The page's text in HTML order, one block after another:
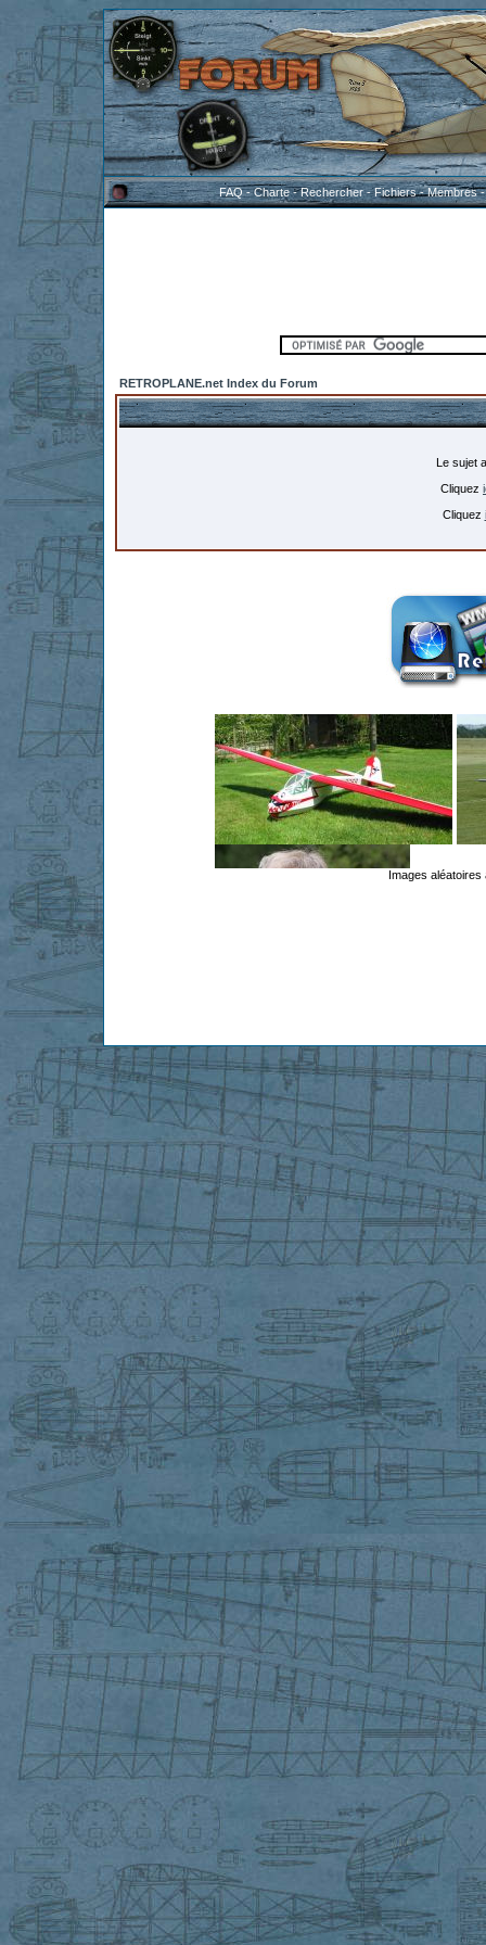
FAQ-Charte-Rechercher-Fichiers-Membres
RETROPLANE.net Index du Forum
Le sujet
Cliquez
Cliquez
Images aléatoires